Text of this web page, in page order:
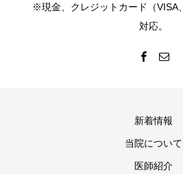
※現金、クレジットカード（VISA
対応。
新着情報
当院について
医師紹介